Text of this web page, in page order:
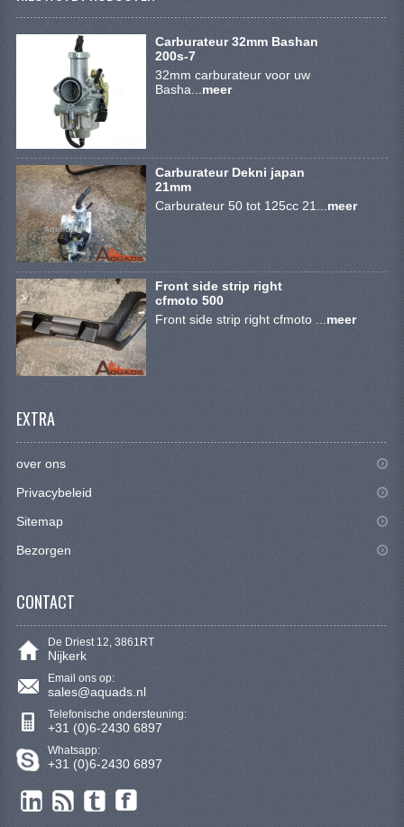
SYM 200/250CC
TGB ONDERDELEN
12 INCH VELGEN
8 INCH VELGEN
CONTACT
Carburateur 32mm Bashan
200s-7
32mm carburateur voor uw
Basha... meer
Carburateur Dekni japan
21mm
Carburateur 50 tot 125cc 21... meer
Front side strip right
cfmoto 500
Front side strip right cfmoto ... meer
EXTRA
over ons
Privacybeleid
Sitemap
Bezorgen
CONTACT
De Driest 12, 3861RT
Nijkerk
Email ons op:
sales@aquads.nl
Telefonische ondersteuning:
+31 (0)6-2430 6897
Whatsapp:
+31 (0)6-2430 6897